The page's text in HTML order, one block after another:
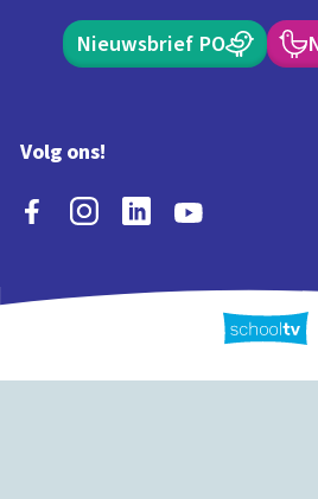
Nieuwsbrief PO
Volg ons!